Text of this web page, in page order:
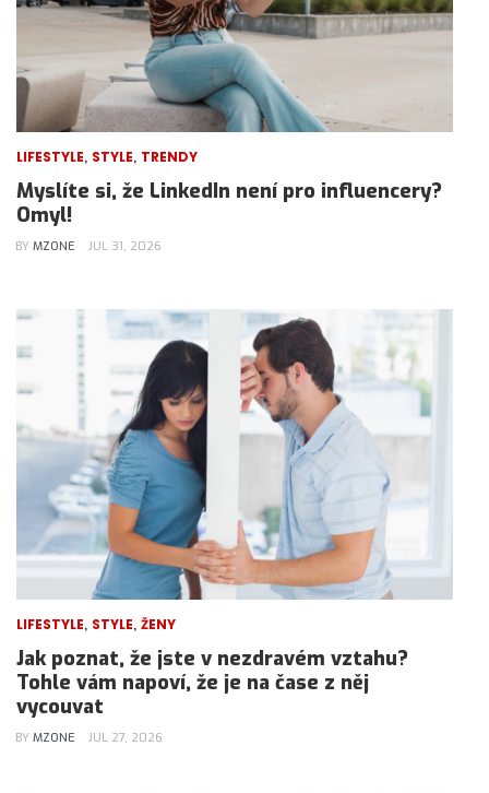
LIFESTYLE, STYLE, TRENDY
Myslíte si, že LinkedIn není pro influencery?
Omyl!
BY MZONE JUL 31, 2026
LIFESTYLE, STYLE, ŽENY
Jak poznat, že jste v nezdravém vztahu?
Tohle vám napoví, že je na čase z něj
vycouvat
BY MZONE JUL 27, 2026